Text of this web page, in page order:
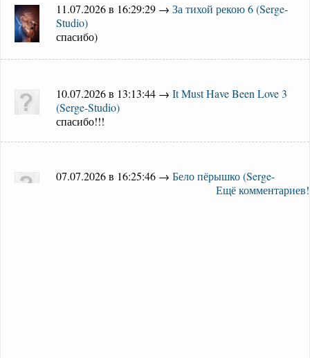
11.07.2026 в 16:29:29 → За тихой рекою 6 (Serge-
Studio)
спасибо)
10.07.2026 в 13:13:44 → It Must Have Been Love 3
(Serge-Studio)
спасибо!!!
07.07.2026 в 16:25:46 → Бело пёрышко (Serge-
Ещё комментариев!